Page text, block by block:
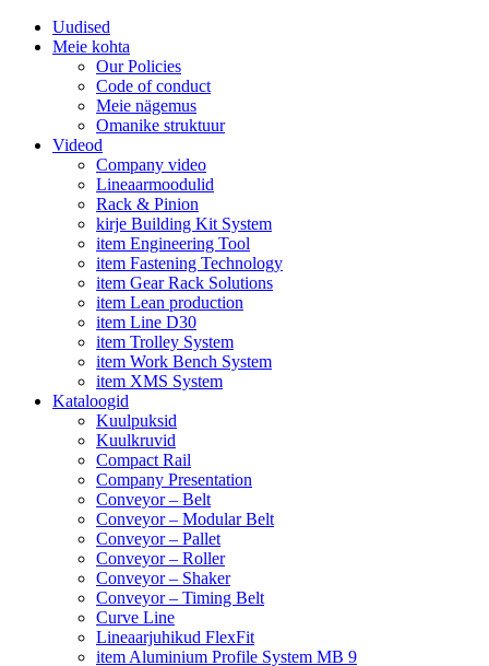
Uudised
Meie kohta
Our Policies
Code of conduct
Meie nägemus
Omanike struktuur
Videod
Company video
Lineaarmoodulid
Rack & Pinion
kirje Building Kit System
item Engineering Tool
item Fastening Technology
item Gear Rack Solutions
item Lean production
item Line D30
item Trolley System
item Work Bench System
item XMS System
Kataloogid
Kuulpuksid
Kuulkruvid
Compact Rail
Company Presentation
Conveyor – Belt
Conveyor – Modular Belt
Conveyor – Pallet
Conveyor – Roller
Conveyor – Shaker
Conveyor – Timing Belt
Curve Line
Lineaarjuhikud FlexFit
item Aluminium Profile System MB 9